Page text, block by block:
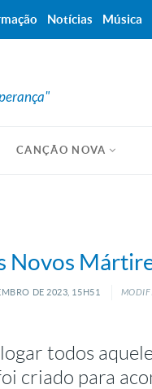
CANÇÃO NOVA
Novos
DE 2023, 15H51
todos
criado para
Notícias Música